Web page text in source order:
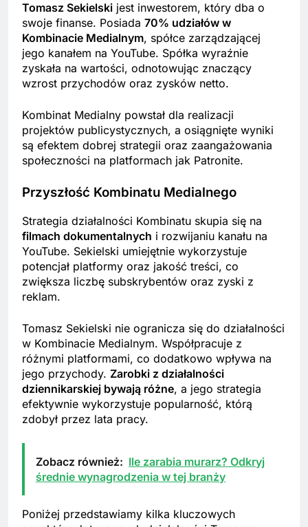
Tomasz Sekielski jest inwestorem, który dba o
swoje finanse. Posiada 70% udziałów w
Kombinacie Medialnym, spółce zarządzającej
jego kanałem na YouTube. Spółka wyraźnie
zyskała na wartości, odnotowując znaczący
wzrost przychodów oraz zysków netto.
Kombinat Medialny powstał dla realizacji
projektów publicystycznych, a osiągnięte wyniki
są efektem dobrej strategii oraz zaangażowania
społeczności na platformach jak Patronite.
Przyszłość Kombinatu Medialnego
Strategia działalności Kombinatu skupia się na
filmach dokumentalnych i rozwijaniu kanału na
YouTube. Sekielski umiejętnie wykorzystuje
potencjał platformy oraz jakość treści, co
zwiększa liczbę subskrybentów oraz zyski z
reklam.
Tomasz Sekielski nie ogranicza się do działalności
w Kombinacie Medialnym. Współpracuje z
różnymi platformami, co dodatkowo wpływa na
jego przychody. Zarobki z działalności
dziennikarskiej bywają różne, a jego strategia
efektywnie wykorzystuje popularność, którą
zdobył przez lata pracy.
Zobacz również: Ile zarabia murarz? Odkryj
średnie wynagrodzenia w tej branży
Poniżej przedstawiamy kilka kluczowych